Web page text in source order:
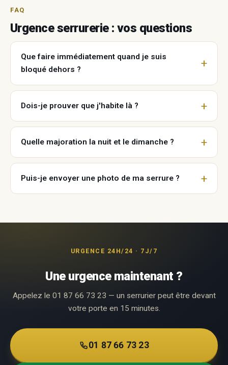
FAQ
Urgence serrurerie : vos questions
Que faire immédiatement quand je suis
bloqué dehors ?
Dois-je prouver que j'habite là ?
Quelle majoration la nuit et le dimanche ?
Puis-je envoyer une photo de ma serrure ?
URGENCE 24H/24 · 7J/7
Une urgence maintenant ?
Appelez le 01 87 66 73 23 — un serrurier peut être devant
votre porte en 15 minutes.
01 87 66 73 23